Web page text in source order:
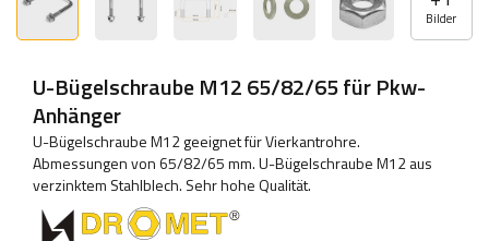
Bilder
U-Bügelschraube M12 65/82/65 für Pkw-
Anhänger
U-Bügelschraube M12 geeignet für Vierkantrohre.
Abmessungen von 65/82/65 mm. U-Bügelschraube M12 aus
verzinktem Stahlblech. Sehr hohe Qualität.